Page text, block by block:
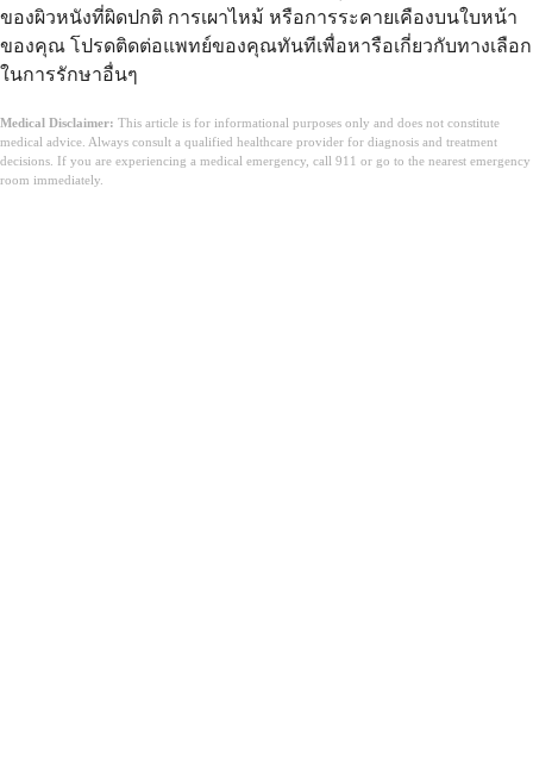
ของผิวหนังที่ผิดปกติ การเผาไหม้ หรือการระคายเคืองบนใบหน้า
ของคุณ โปรดติดต่อแพทย์ของคุณทันทีเพื่อหารือเกี่ยวกับทางเลือก
ในการรักษาอื่นๆ
Medical Disclaimer: This article is for informational purposes only and does not constitute
medical advice. Always consult a qualified healthcare provider for diagnosis and treatment
decisions. If you are experiencing a medical emergency, call 911 or go to the nearest emergency
room immediately.